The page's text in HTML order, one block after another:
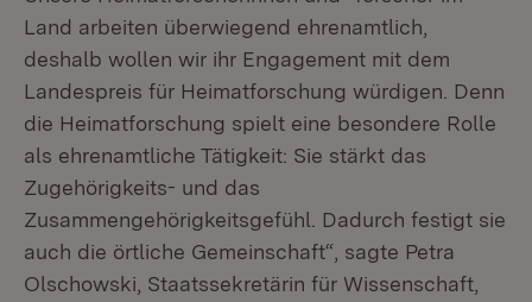
Land arbeiten überwiegend ehrenamtlich,
deshalb wollen wir ihr Engagement mit dem
Landespreis für Heimatforschung würdigen. Denn
die Heimatforschung spielt eine besondere Rolle
als ehrenamtliche Tätigkeit: Sie stärkt das
Zugehörigkeits- und das
Zusammengehörigkeitsgefühl. Dadurch festigt sie
auch die örtliche Gemeinschaft“, sagte Petra
Olschowski, Staatssekretärin für Wissenschaft,